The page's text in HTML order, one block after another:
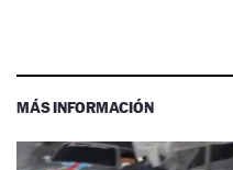
MÁS INFORMACIÓN